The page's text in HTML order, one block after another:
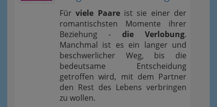
Fürviele Paareist sie einer der
romantischsten Momente ihrer
Beziehung - die Verlobung.
Manchmal ist es ein langer und
beschwerlicher Weg, bis die
bedeutsame Entscheidung
getroffen wird, mit dem Partner
den Rest des Lebens verbringen
zu wollen.